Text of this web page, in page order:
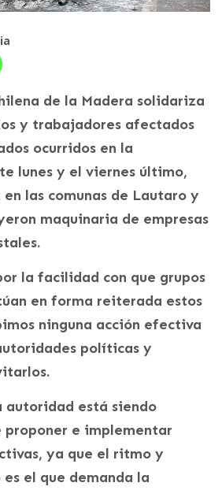
de la Madera solidariza
y trabajadores afectados
ocurridos en la
lunes y el viernes último,
las comunas de Lautaro y
maquinaria de empresas
la facilidad con que grupos
en forma reiterada estos
ninguna acción efectiva
políticas y
autoridad está siendo
e implementar
ya que el ritmo y
el que demanda la